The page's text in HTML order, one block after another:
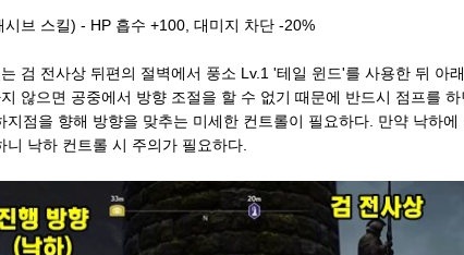
브 스킬) - HP 흡수 +100, 대미지 차단 -20%
검 전사상 뒤편의 절벽에서 풍소 Lv.1 '테일 윈드'를 사용한 뒤 아
않으면 공중에서 방향 조절을 할 수 없기 때문에 반드시 점프를
점을 향해 방향을 맞추는 미세한 컨트롤이 필요하다. 만약 낙하에
낙하 컨트롤 시 주의가 필요하다.